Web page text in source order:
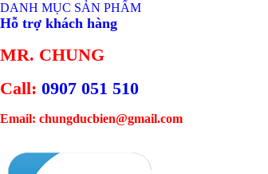
DANH MỤC SẢN PHẨM
Hỗ trợ khách hàng
MR. CHUNG
Call: 0907 051 510
Email: chungducbien@gmail.com